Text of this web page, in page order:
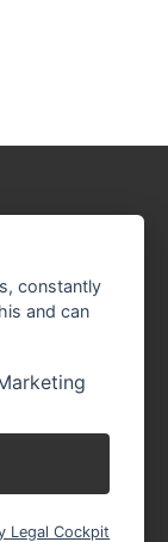
constantly
and can
Legal Cockpit